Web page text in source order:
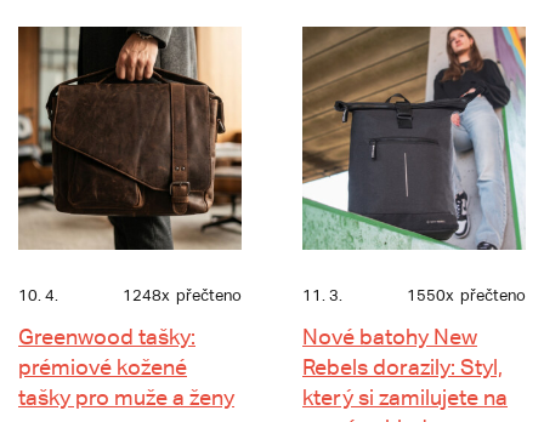
10. 4. 1248x přečteno
Greenwood tašky:
prémiové kožené
tašky pro muže a ženy
11. 3. 1550x přečteno
Nové batohy New
Rebels dorazily: Styl,
který si zamilujete na